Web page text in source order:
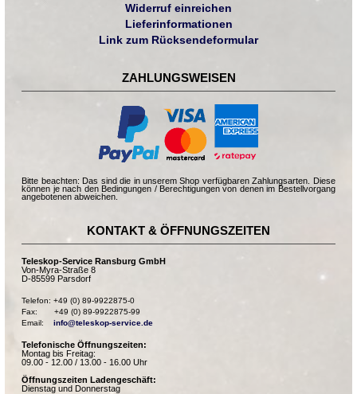
Widerruf einreichen
Lieferinformationen
Link zum Rücksendeformular
ZAHLUNGSWEISEN
Bitte beachten: Das sind die in unserem Shop verfügbaren Zahlungsarten. Diese
können je nach den Bedingungen / Berechtigungen von denen im Bestellvorgang
angebotenen abweichen.
KONTAKT & ÖFFNUNGSZEITEN
Teleskop-Service Ransburg GmbH
Von-Myra-Straße 8
D-85599 Parsdorf
Telefon: +49 (0) 89-9922875-0
Fax:       +49 (0) 89-9922875-99
Email: info@teleskop-service.de
Telefonische Öffnungszeiten:
Montag bis Freitag:
09.00 - 12.00 / 13.00 - 16.00 Uhr
Öffnungszeiten Ladengeschäft:
Dienstag und Donnerstag